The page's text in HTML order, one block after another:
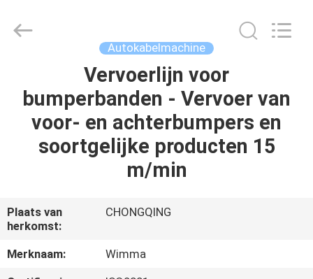
PRODUCTEN
OVER
ONS
Spare
Parts
Autokabelmachine
Vervoerlijn voor
bumperbanden - Vervoer van
voor- en achterbumpers en
soortgelijke producten 15
m/min
Plaats van
herkomst:
CHONGQING
Merknaam:
Wimma